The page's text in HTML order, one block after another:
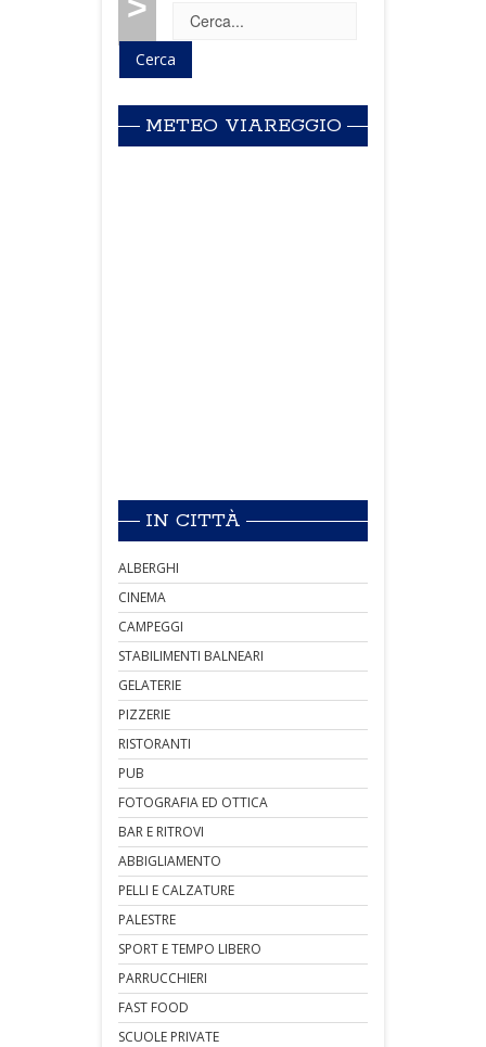
METEO VIAREGGIO
IN CITTÀ
ALBERGHI
CINEMA
CAMPEGGI
STABILIMENTI BALNEARI
GELATERIE
PIZZERIE
RISTORANTI
PUB
FOTOGRAFIA ED OTTICA
BAR E RITROVI
ABBIGLIAMENTO
PELLI E CALZATURE
PALESTRE
SPORT E TEMPO LIBERO
PARRUCCHIERI
FAST FOOD
SCUOLE PRIVATE